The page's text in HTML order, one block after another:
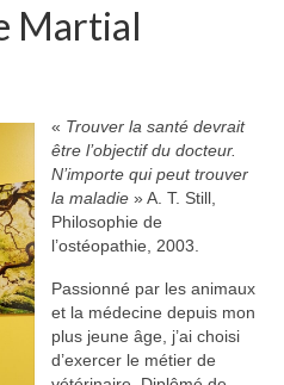
Martial
« Trouver la santé devrait
être l’objectif du docteur.
N’importe qui peut trouver
la maladie » A. T. Still,
Philosophie de
l’ostéopathie, 2003.
Passionné par les animaux
et la médecine depuis mon
plus jeune âge, j’ai choisi
d’exercer le métier de